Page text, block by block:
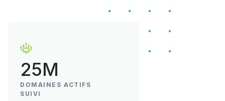
25M
DOMAINES ACTIFS
SUIVI